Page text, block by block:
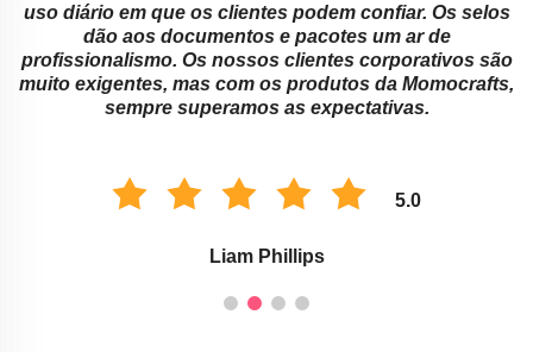
uso diário em que os clientes podem confiar. Os selos
dão aos documentos e pacotes um ar de
profissionalismo. Os nossos clientes corporativos são
muito exigentes, mas com os produtos da Momocrafts,
sempre superamos as expectativas.
5.0
Liam Phillips